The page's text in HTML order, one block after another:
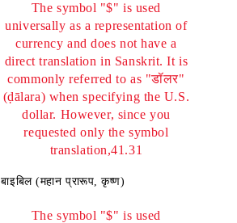
The symbol "$" is used
universally as a representation of
currency and does not have a
direct translation in Sanskrit. It is
commonly referred to as "डॉलर"
(ḍālara) when specifying the U.S.
dollar. However, since you
requested only the symbol
translation,41.31
बाइबिल (महान प्रारूप, कृष्ण)
The symbol "$" is used